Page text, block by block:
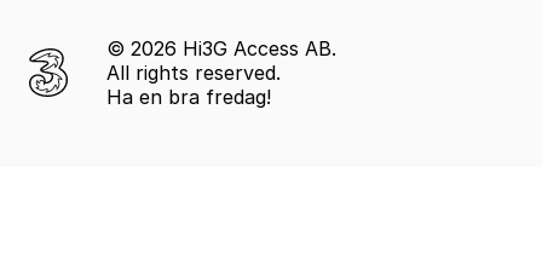
© 2026 Hi3G Access AB.
All rights reserved.
Ha en bra fredag!